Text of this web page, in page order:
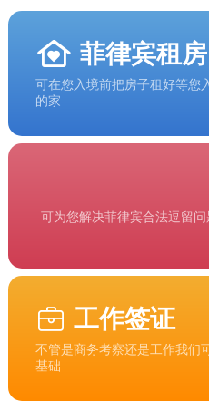
菲律宾租房
可在您入境前把房子租好等您
的家
可为您解决菲律宾合法逗留
工作签证
不管是商务考察还是工作我们
基础